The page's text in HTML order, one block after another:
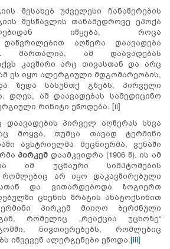
შესახებ უძველესი ჩანაწერების
შესწავლის თანამედროვე ეპოქა
იწყება, როცა
აღწერა დაავადება
მართალია, ამ დაავადებას
კავშირი არც თივასთან და არც
ეს იყო ალერგიული მდგომარეობის,
ზედა სასუნთქ გზებს, პირველი
დღეს, ამ დაავადებას სამედიცინო
რინიტი ეწოდება. [ii]
პირველ აღწერას სხვა
მოყვა, თუმცა თავად ტერმინი
ავსტრიელმა მეცნიერმა, ვენაში
პირკემ დაამკვიდრა (1906 წ). ის ამ
იმ უცნაური სიმპტომების
რომლებიც არ იყო დაკავშირებული
და ვითარდებოდა ზოგიერთ
ცხენის შრატის ანატოქსინით
პირკემ მიიღო ბერძნული
რომელიც „რეაქცია უცხოზე“
ნივთიერებებს, რომლებიც
იწვევენ ალერგენები ეწოდა.[iii]